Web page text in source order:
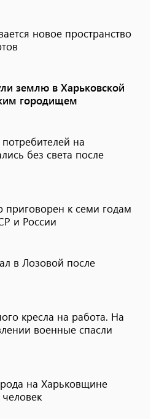
новое пространство
землю в Харьковской
городищем
на
без света после
приговорен к семи годам
и России
в Лозовой после
кресла на работа. На
военные спасли
на Харьковщине